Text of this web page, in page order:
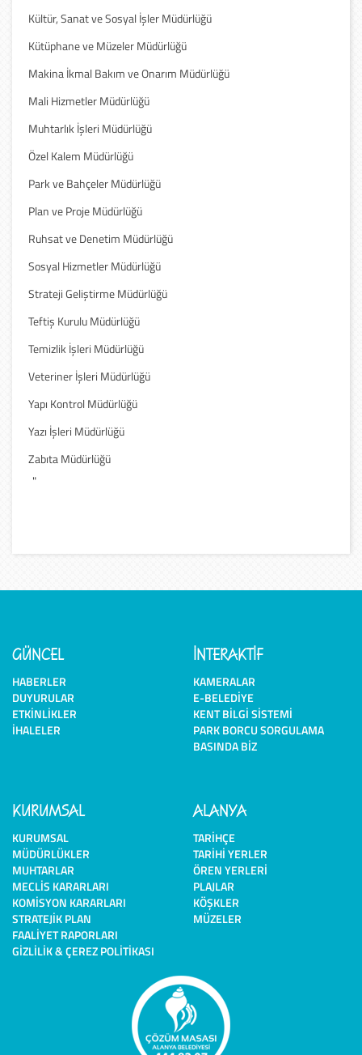
Kültür, Sanat ve Sosyal İşler Müdürlüğü
Kütüphane ve Müzeler Müdürlüğü
Makina İkmal Bakım ve Onarım Müdürlüğü
Mali Hizmetler Müdürlüğü
Muhtarlık İşleri Müdürlüğü
Özel Kalem Müdürlüğü
Park ve Bahçeler Müdürlüğü
Plan ve Proje Müdürlüğü
Ruhsat ve Denetim Müdürlüğü
Sosyal Hizmetler Müdürlüğü
Strateji Geliştirme Müdürlüğü
Teftiş Kurulu Müdürlüğü
Temizlik İşleri Müdürlüğü
Veteriner İşleri Müdürlüğü
Yapı Kontrol Müdürlüğü
Yazı İşleri Müdürlüğü
Zabıta Müdürlüğü
"
GÜNCEL
HABERLER
DUYURULAR
ETKINLIKLER
İHALELER
İNTERAKTİF
KAMERALAR
E-BELEDIYE
KENT BILGI SISTEMI
PARK BORCU SORGULAMA
BASINDA BIZ
KURUMSAL
KURUMSAL
MÜDÜRLÜKLER
MUHTARLAR
MECLIS KARARLARI
KOMISYON KARARLARI
STRATEJIK PLAN
FAALIYET RAPORLARI
GIZLILIK & ÇEREZ POLITIKASI
ALANYA
TARIHÇE
TARIHI YERLER
ÖREN YERLERI
PLAJLAR
KÖŞKLER
MÜZELER